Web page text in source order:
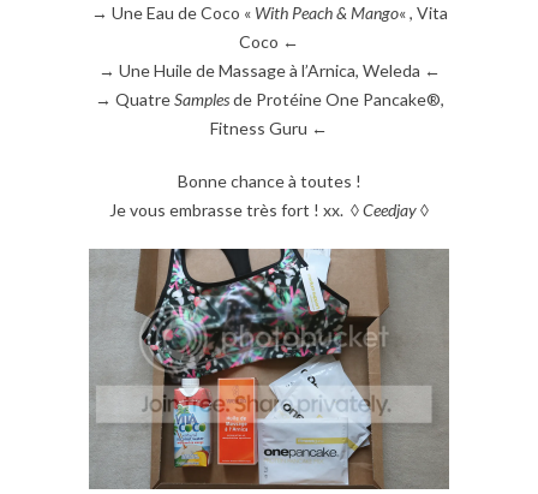
→ Une Eau de Coco « With Peach & Mango« , Vita
Coco ←
→ Une Huile de Massage à l’Arnica, Weleda ←
→ QuatreSamplesde Protéine One Pancake®,
Fitness Guru ←
Bonne chance à toutes !
Je vous embrasse très fort ! xx. ◊Ceedjay◊